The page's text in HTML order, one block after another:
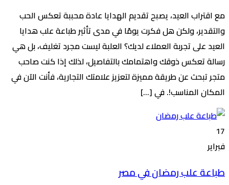
مع اقتراب العيد، يصبح تقديم الهدايا عادة محببة تعكس الحب
والتقدير، ولكن هل فكرت يومًا في مدى تأثير طباعة علب هدايا
العيد على تجربة العملاء لديك؟ العلبة ليست مجرد تغليف، بل هي
رسالة تعكس ذوقك واهتمامك بالتفاصيل، لذلك إذا كنت صاحب
متجر تبحث عن طريقة مميزة لتعزيز علامتك التجارية، فأنت الآن في
المكان المناسب!. في […]
17
فبراير
طباعة علب رمضان في مصر